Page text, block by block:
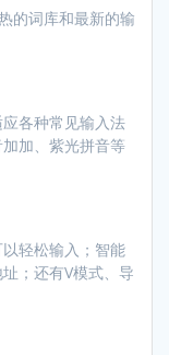
的词库和最新的输
各种常见输入法
加、紫光拼音等
轻松输入；智能
；还有V模式、导